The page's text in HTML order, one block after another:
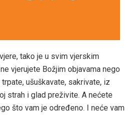
tako je u svim vjerskim
vjerujete Božjim objavama nego
ušuškavate, sakrivate, iz
strah i glad preživite. A nećete
što vam je određeno. I neće vam